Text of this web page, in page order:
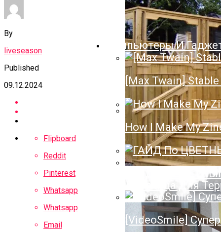
Нюансы Выбора
Лестница Для
Компьютеры И
[Max Twain]
How I Make My
ГАЙД По
[VideoSmile]
By
liveseason
Published
09.12.2024
Flipboard
Reddit
Pinterest
Whatsapp
Whatsapp
Email